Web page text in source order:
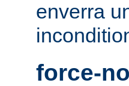
enverra
force-